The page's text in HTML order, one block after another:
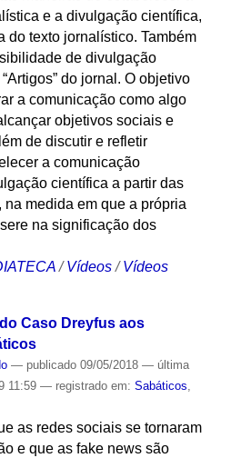
e a divulgação científica,
do texto jornalístico. Também
de divulgação
do jornal. O objetivo
a comunicação como algo
objetivos sociais e
de discutir e refletir
a comunicação
científica a partir das
na medida em que a própria
na significação dos
/Vídeos /Vídeos
Caso Dreyfus aos
— publicado09/05/2018 — última
11:59 — registrado em: Sabáticos
as redes sociais se tornaram
e que as fake news são